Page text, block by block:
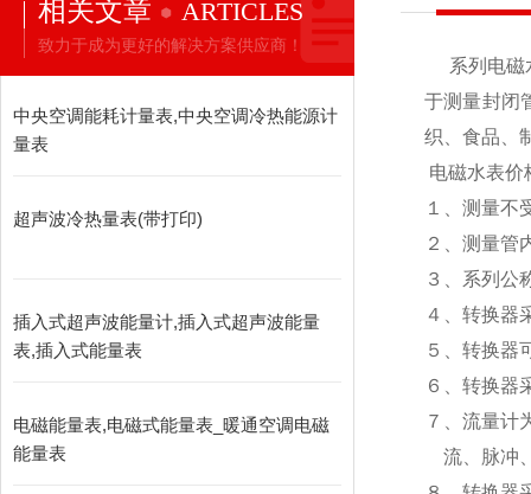
相关文章 ARTICLES
致力于成为更好的解决方案供应商！
中央空调能耗计量表,中央空调冷热能源计
量表
超声波冷热量表(带打印)
插入式超声波能量计,插入式超声波能量
表,插入式能量表
电磁能量表,电磁式能量表_暖通空调电磁
能量表
系列电磁
于测量封闭
织、食品、
电磁水表价
１、测量不
２、测量管
３、系列公
４、转换器
５、转换器
６、转换器
７、流量计
流、脉冲